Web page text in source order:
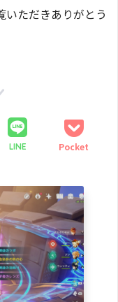
いただきありがとう
LINE Pocket